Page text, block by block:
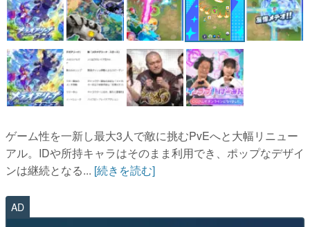
ゲーム性を一新し最大3人で敵に挑むPvEへと大幅リニュー
アル。IDや所持キャラはそのまま利用でき、ポップなデザイ
ンは継続となる... [続きを読む]
AD